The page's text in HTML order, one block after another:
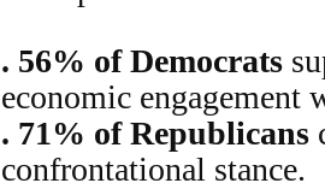
. 56% of Democrats
economic engagement
. 71% of Republicans
confrontational stance.